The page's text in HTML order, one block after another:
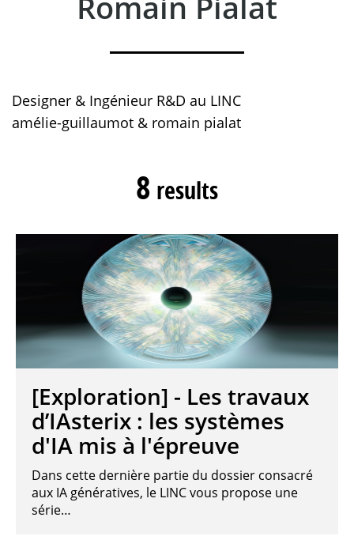
Designer & Ingénieur R&D au LINC
amélie-guillaumot & romain pialat
8 results
[Exploration] - Les travaux
d’IAsterix : les systèmes
d'IA mis à l'épreuve
Dans cette dernière partie du dossier consacré
aux IA génératives, le LINC vous propose une
série…